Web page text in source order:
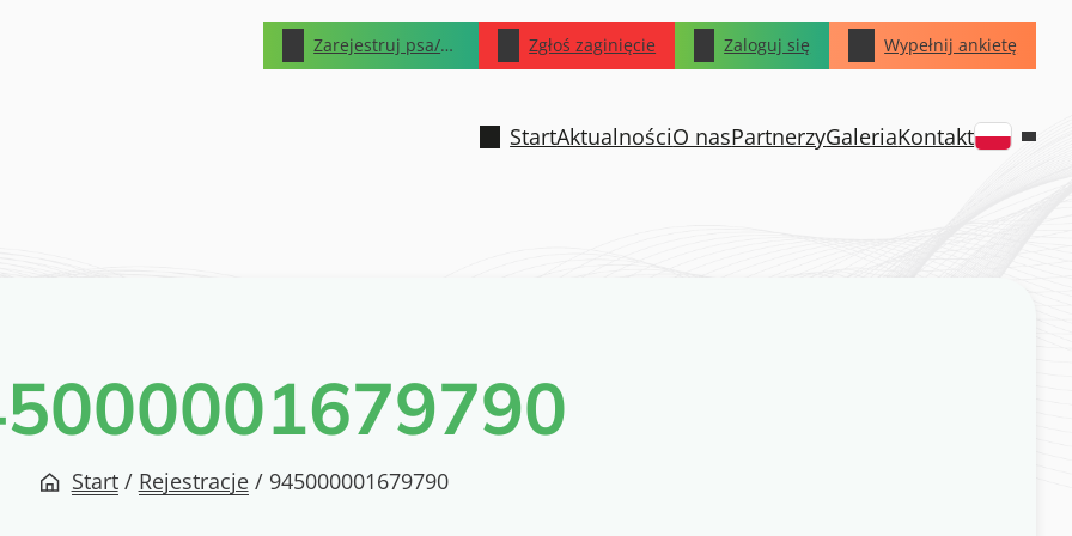
Zarejestruj psa/kota Zgłoś zaginięcie Zaloguj się Wypełnij ankietę
StartAktualnościO nasPartnerzyGaleriaKontakt
Start / Rejestracje / 945000001679790